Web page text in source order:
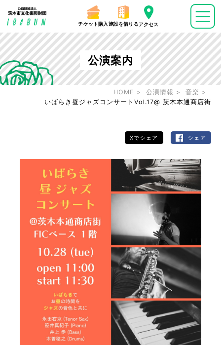
チケット購入 施設を借りるアクセス
公演案内
HOME 公演情報
音楽
いばらき昼ジャズコンサートVol.17@ 茨木本通商店街
Xでシェア シェア